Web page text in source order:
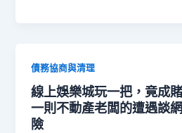
債務協商與清理
線上娛樂城玩一把，竟成
一則不動產老闆的遭遇談
險